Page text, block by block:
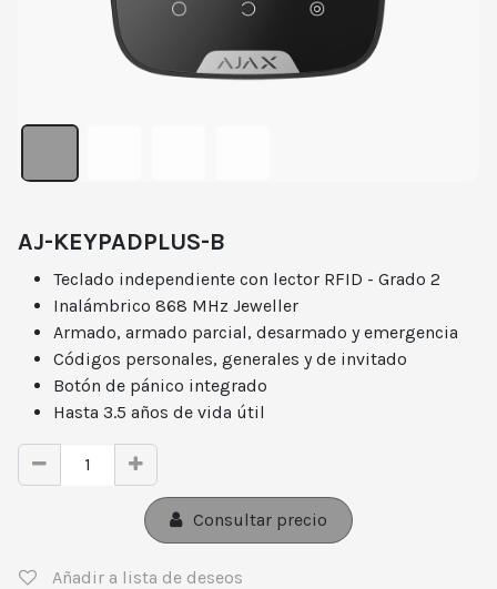
AJ-KEYPADPLUS-B
Teclado independiente con lector RFID - Grado 2
Inalámbrico 868 MHz Jeweller
Armado, armado parcial, desarmado y emergencia
Códigos personales, generales y de invitado
Botón de pánico integrado
Hasta 3.5 años de vida útil
Consultar precio
Añadir a lista de deseos